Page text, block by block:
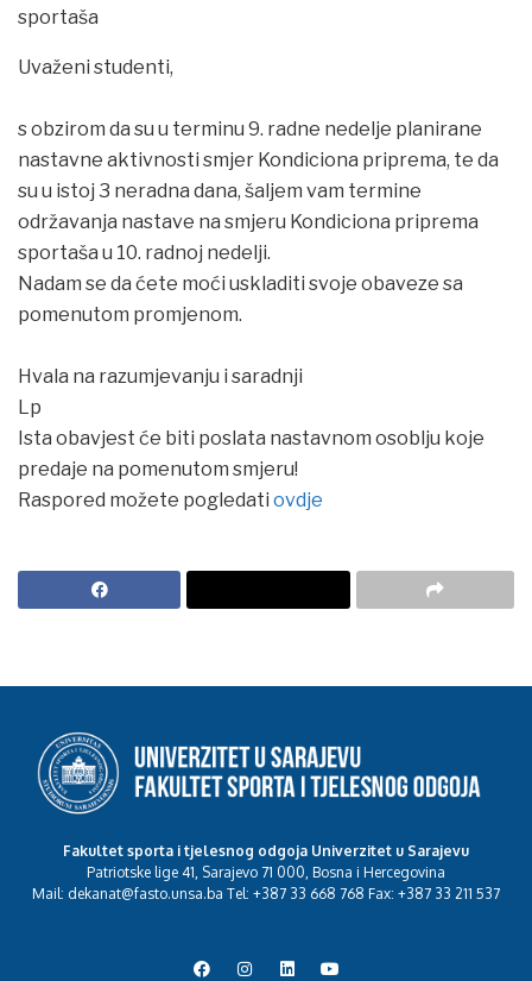
sportaša
Uvaženi studenti,
s obzirom da su u terminu 9. radne nedelje planirane
nastavne aktivnosti smjer Kondiciona priprema, te da
su u istoj 3 neradna dana, šaljem vam termine
održavanja nastave na smjeru Kondiciona priprema
sportaša u 10. radnoj nedelji.
Nadam se da ćete moći uskladiti svoje obaveze sa
pomenutom promjenom.
Hvala na razumjevanju i saradnji
Lp
Ista obavjest će biti poslata nastavnom osoblju koje
predaje na pomenutom smjeru!
Raspored možete pogledati ovdje
Fakultet sporta i tjelesnog odgoja Univerzitet u Sarajevu
Patriotske lige 41, Sarajevo 71 000, Bosna i Hercegovina
Mail: dekanat@fasto.unsa.ba Tel: +387 33 668 768 Fax: +387 33 211 537